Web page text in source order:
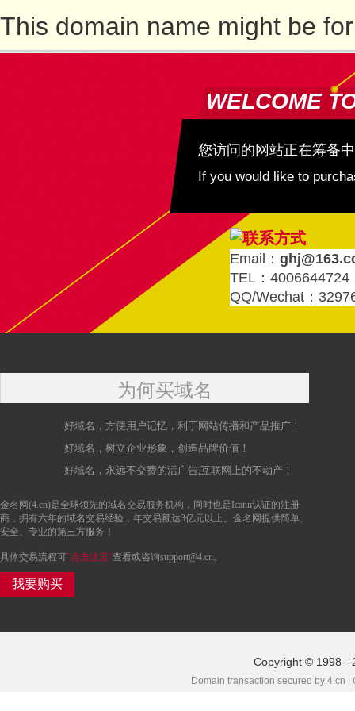
This domain name might be
WELCOME
您访问的网站正在筹备
If you would like to
Email：
TEL：4006644724
QQ/Wechat：
为何买域名
好域名，方便用户记忆，利于网站传播和产品推广！
好域名，树立企业形象，创造品牌价值！
好域名，永远不交费的活广告,互联网上的不动产！
金名网(4.cn)是全球领先的域名交易服务机构，同时也是Icann认证的注册
商，拥有六年的域名交易经验，年交易额达3亿元以上。金名网提供简单、
安全、专业的第三方服务！
具体交易流程可“点击这里”查看或咨询support@4.cn。
我要购买
Copyright © 1998 -
Domain transaction secured by 4.cn